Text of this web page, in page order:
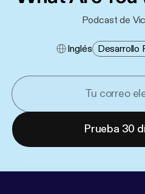
Podcast de
Inglés Desarrollo
Prueba 30